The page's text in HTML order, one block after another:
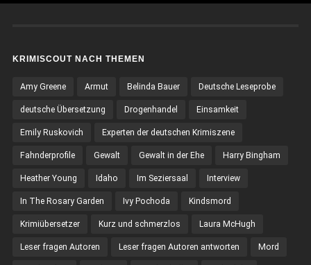
KRIMISCOUT NACH THEMEN
Amy Greene Armut Belinda Bauer Deutsche Leseprobe
deutsche Übersetzung Drogenhandel Einsamkeit
Emily Ruskovich Experten der deutschen Krimiszene
Fahnderprofile Gewalt Gewalt in der Ehe Harry Bingham
Heather Young Idaho Im Seziersaal Interview
In The Rosary Garden Ivy Pochoda Kindsmord
Krimiübersetzer Kurz und schmerzlos Laura McHugh
Leser fragen Autoren Leser fragen Autoren antworten Mord